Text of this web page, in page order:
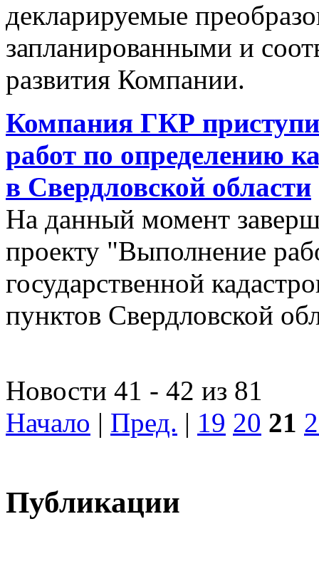
декларируемые
запланированными и
развития Компании.
Компания ГКР
работ по определению
в Свердловской области
На данный момент
проекту "Выполнение
государственной
пунктов Свердловской
Новости 41 - 42 из 81
Начало | Пред. | 19 20 21
Публикации